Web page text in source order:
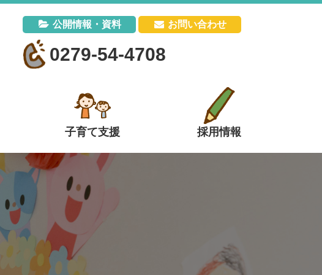
公開情報・資料 お問い合わせ
0279-54-4708
子育て支援 採用情報